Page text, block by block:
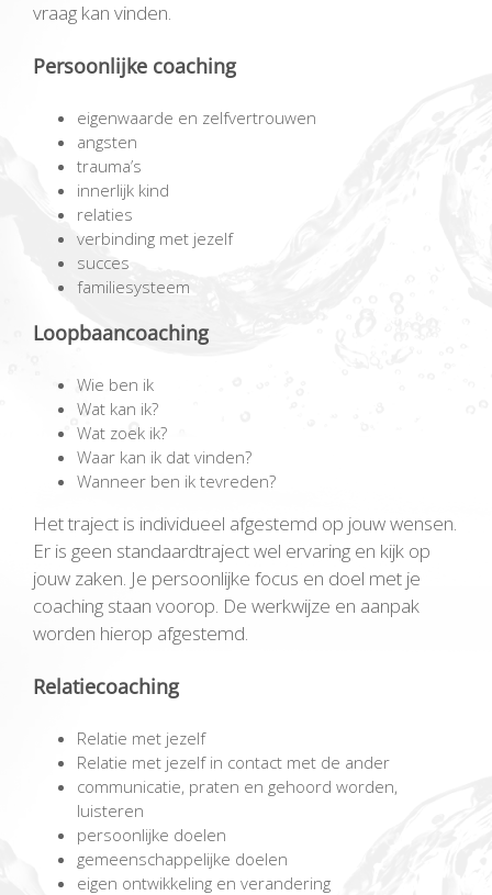
vraag kan vinden.
Persoonlijke coaching
eigenwaarde en zelfvertrouwen
angsten
trauma’s
innerlijk kind
relaties
verbinding met jezelf
succes
familiesysteem
Loopbaancoaching
Wie ben ik
Wat kan ik?
Wat zoek ik?
Waar kan ik dat vinden?
Wanneer ben ik tevreden?
Het traject is individueel afgestemd op jouw wensen.
Er is geen standaardtraject wel ervaring en kijk op
jouw zaken. Je persoonlijke focus en doel met je
coaching staan voorop. De werkwijze en aanpak
worden hierop afgestemd.
Relatiecoaching
Relatie met jezelf
Relatie met jezelf in contact met de ander
communicatie, praten en gehoord worden,
luisteren
persoonlijke doelen
gemeenschappelijke doelen
eigen ontwikkeling en verandering